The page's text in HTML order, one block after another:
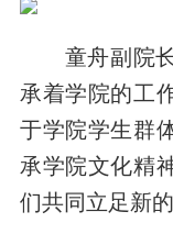
童舟副院
承着学院的工
于学院学生群
承学院文化精
们共同立足新